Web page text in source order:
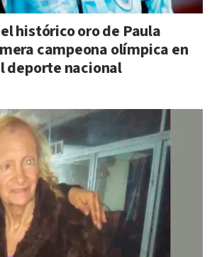
histórico oro de Paula
campeona olímpica en
deporte nacional